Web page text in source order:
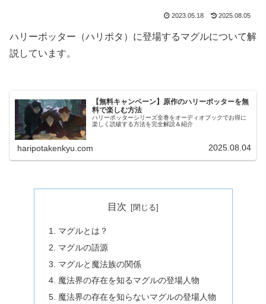
2023.05.18 2025.08.05
ハリーポッター（ハリポタ）に登場するマグルについて解
説しています。
【無料キャンペーン】原作のハリーポッターを無
料で楽しむ方法
ハリーポッターシリーズ全巻をオーディオブックでお得に
楽しく読破する方法を完全解説＆紹介
haripotakenkyu.com 2025.08.04
目次
マグルとは？
マグルの語源
マグルと魔法族の関係
魔法界の存在を知るマグルの登場人物
魔法界の存在を知らないマグルの登場人物